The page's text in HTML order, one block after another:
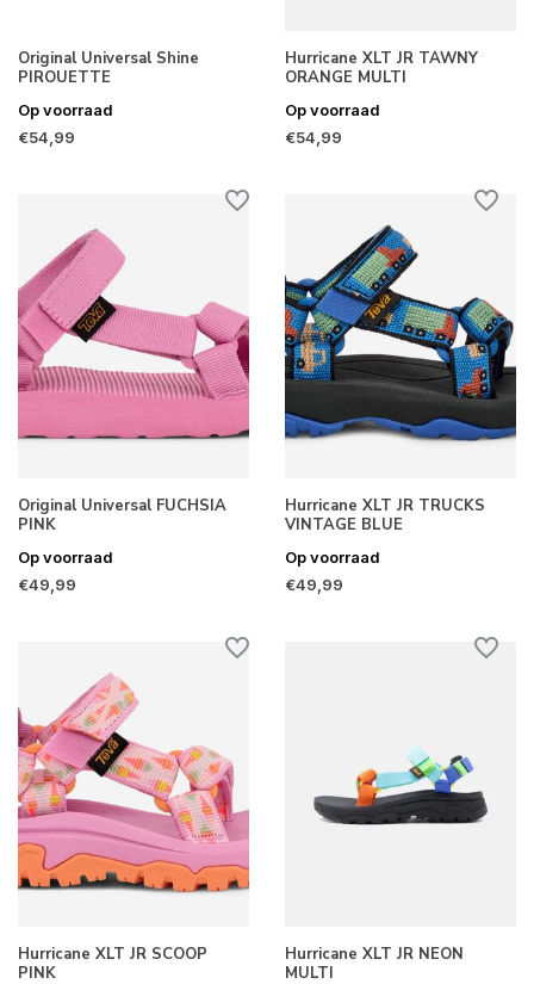
Original Universal Shine
PIROUETTE
Op voorraad
€54,99
Hurricane XLT JR TAWNY
ORANGE MULTI
Op voorraad
€54,99
Original Universal FUCHSIA
PINK
Op voorraad
€49,99
Hurricane XLT JR TRUCKS
VINTAGE BLUE
Op voorraad
€49,99
Hurricane XLT JR SCOOP
PINK
Hurricane XLT JR NEON
MULTI